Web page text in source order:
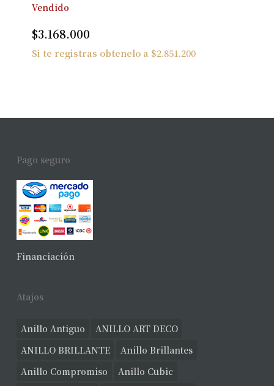
Vendido
$3.168.000
Si te registras obtenelo a $2.851.200
Pago seguro
Financiación
Atajos
Anillo Antiguo
ANILLO ART DECO
ANILLO BRILLANTE
Anillo Brillantes
Anillo Compromiso
Anillo Cubic